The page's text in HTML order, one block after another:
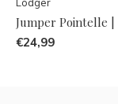
Jumper Pointelle |
€24,99